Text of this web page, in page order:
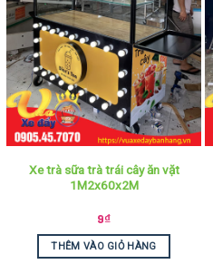
Xe trà sữa trà trái cây ăn vặt
1M2x60x2M
9₫
THÊM VÀO GIỎ HÀNG